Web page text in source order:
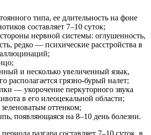
типа, ее длительность на фоне
составляет 7–10 суток;
нервной системы: оглушенность,
редко — психические расстройства в
и несколько увеличенный язык,
располагается грязно-бурый налет;
— укорочение перкуторного звука
в его илеоцекальной области;
оттенком;
появляющаяся на 8–10 день болезни.